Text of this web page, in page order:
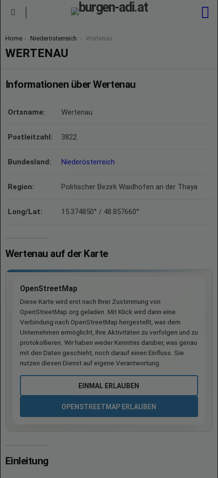
You are here:
Home Niederösterreich Wertenau
WERTENAU
Informationen über Wertenau
Ortsname: Wertenau
Postleitzahl: 3822
Bundesland: Niederösterreich
Region: Politischer Bezirk Waidhofen an der Thaya
Long/Lat: 15.374850° / 48.857660°
Wertenau auf der Karte
OpenStreetMap
Diese Karte wird erst nach Ihrer Zustimmung von
OpenStreetMap.org geladen. Mit Klick wird dann eine
Verbindung nach OpenStreetMap hergestellt, was dem
Unternehmen ermöglicht, Ihre Aktivitäten zu verfolgen und zu
protokollieren. Wir haben weder Kenntnis darüber, was genau
mit den Daten geschieht, noch darauf einen Einfluss. Sie
nutzen diesen Dienst auf eigene Verantwortung.
EINMAL ERLAUBEN
OPENSTREETMAP ERLAUBEN
Einleitung